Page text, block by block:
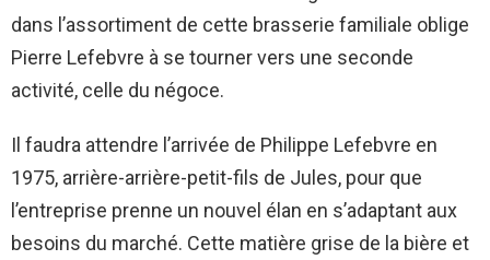
dans l’assortiment de cette brasserie familiale oblige
Pierre Lefebvre à se tourner vers une seconde
activité, celle du négoce.
Il faudra attendre l’arrivée de Philippe Lefebvre en
1975, arrière-arrière-petit-fils de Jules, pour que
l’entreprise prenne un nouvel élan en s’adaptant aux
besoins du marché. Cette matière grise de la bière et